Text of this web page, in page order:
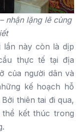
nhận lặng lẽ cùng
lần này còn là dịp
thực tế tại địa
của người dân và
kế hoạch hỗ
thiên tai đi qua,
kết thúc trong